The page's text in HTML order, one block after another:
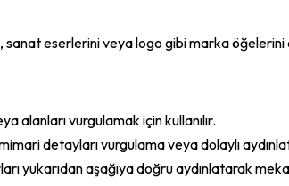
sanat eserlerini veya logo gibi marka
alanları vurgulamak için kullanılır.
detayları vurgulama veya dolaylı
yukarıdan aşağıya doğru aydınlatarak